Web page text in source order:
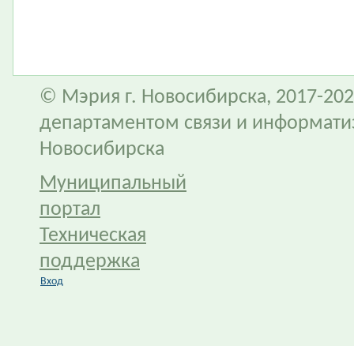
© Мэрия г. Новосибирска, 2017-
департаментом связи и
Новосибирска
Муниципальный
портал
Техническая
поддержка
Вход